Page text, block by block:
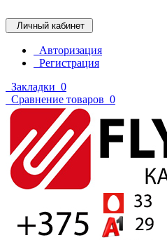
Личный кабинет
Авторизация
Регистрация
Закладки 0
Сравнение товаров 0